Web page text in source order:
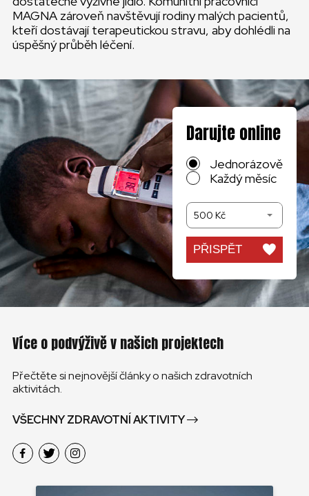
MAGNA zároveň navštěvují rodiny malých pacientů,
kteří dostávají terapeutickou stravu, aby dohlédli na
úspěšný průběh léčení.
Darujte online
Jednorázově
Každý měsíc
500 Kč
PŘISPĚT
Více o podvýživě v našich projektech
Přečtěte si nejnovější články o našich zdravotních
aktivitách.
VŠECHNY ZDRAVOTNÍ AKTIVITY